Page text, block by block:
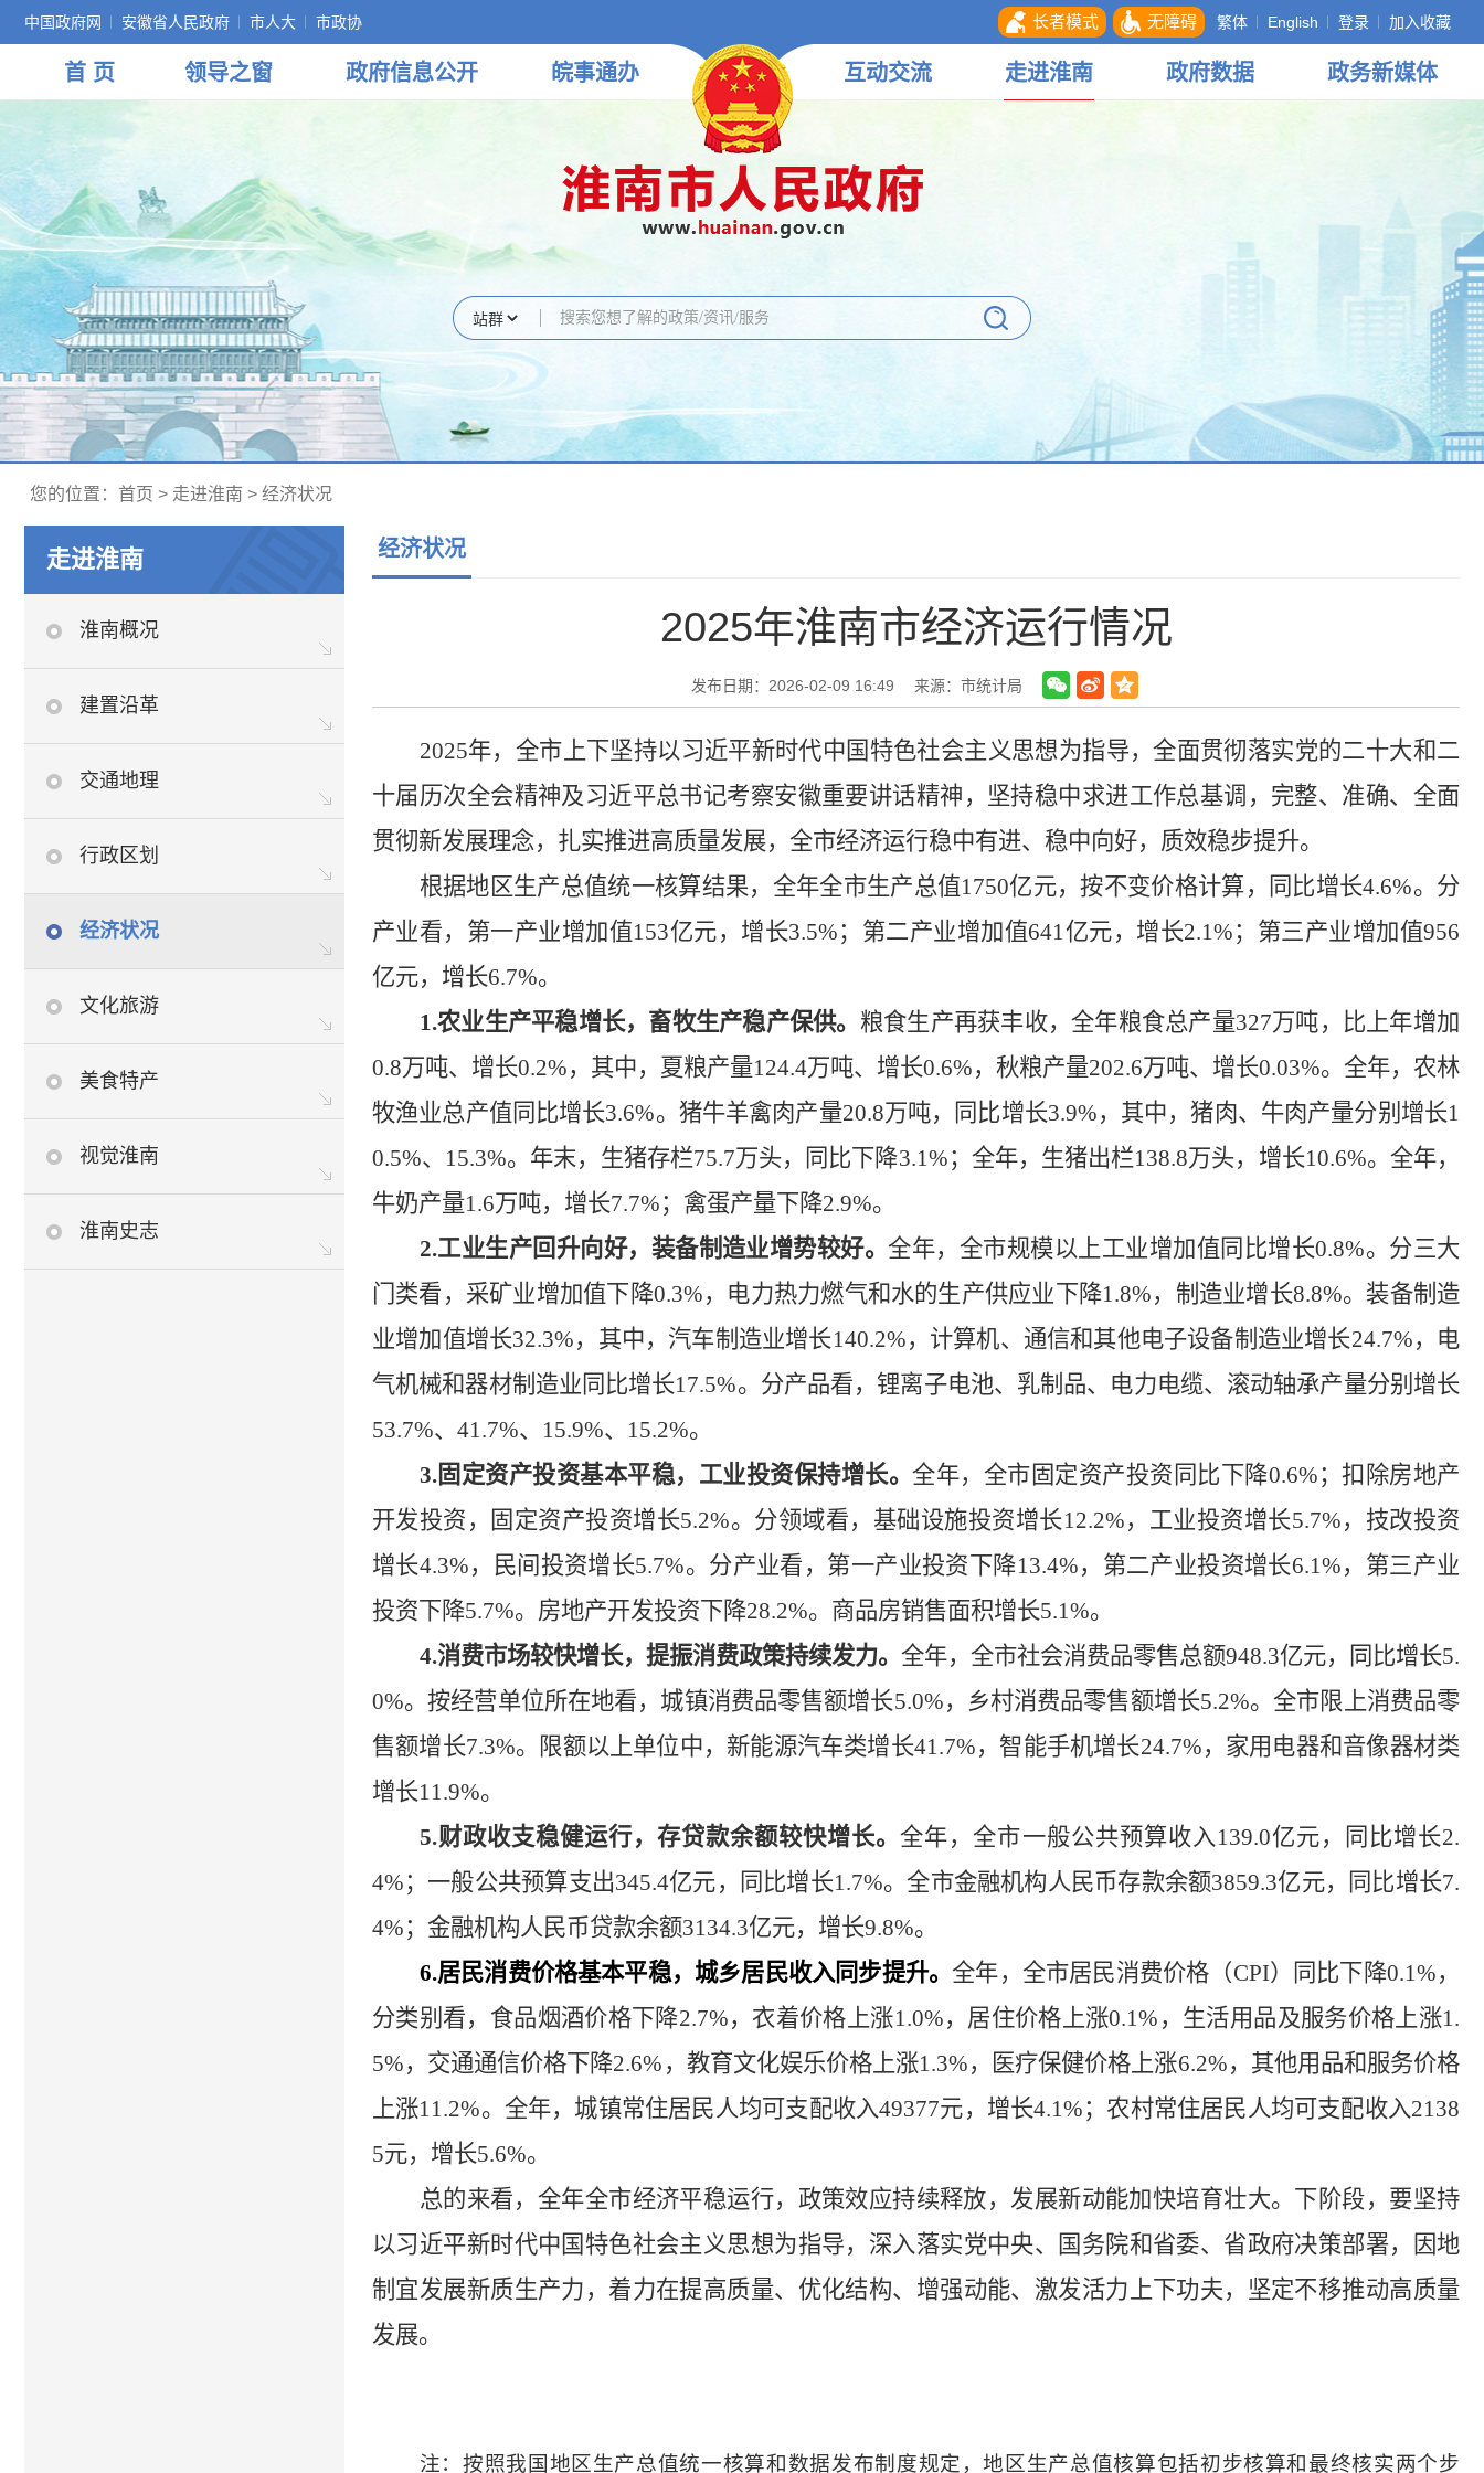
中国政府网 安徽省人民政府 市人大 市政协 长者模式 无障碍 繁体 English 登录 加入收藏
首 页 领导之窗 政府信息公开 皖事通办 互动交流 走进淮南 政府数据 政务新媒体
您的位置： 首页 > 走进淮南 > 经济状况
走进淮南
淮南概况
建置沿革
交通地理
行政区划
经济状况
文化旅游
美食特产
视觉淮南
淮南史志
经济状况
2025年淮南市经济运行情况
发布日期：2026-02-09 16:49 来源：市统计局
2025年，全市上下坚持以习近平新时代中国特色社会主义思想为指导，全面贯彻落实党的二十大和二
十届历次全会精神及习近平总书记考察安徽重要讲话精神，坚持稳中求进工作总基调，完整、准确、全面
贯彻新发展理念，扎实推进高质量发展，全市经济运行稳中有进、稳中向好，质效稳步提升。
根据地区生产总值统一核算结果，全年全市生产总值1750亿元，按不变价格计算，同比增长4.6%。分
产业看，第一产业增加值153亿元，增长3.5%；第二产业增加值641亿元，增长2.1%；第三产业增加值956
亿元，增长6.7%。
1.农业生产平稳增长，畜牧生产稳产保供。 粮食生产再获丰收，全年粮食总产量327万吨，比上年增加
0.8万吨、增长0.2%，其中，夏粮产量124.4万吨、增长0.6%，秋粮产量202.6万吨、增长0.03%。全年，农林
牧渔业总产值同比增长3.6%。猪牛羊禽肉产量20.8万吨，同比增长3.9%，其中，猪肉、牛肉产量分别增长1
0.5%、 15.3%。年末，生猪存栏75.7万头，同比下降3.1%；全年，生猪出栏138.8万头，增长10.6%。全年，
牛奶产量1.6万吨，增长7.7%；禽蛋产量下降2.9%。
2.工业生产回升向好，装备制造业增势较好。全年，全市规模以上工业增加值同比增长0.8%。分三大
门类看，采矿业增加值下降0.3%，电力热力燃气和水的生产供应业下降1.8%，制造业增长8.8%。装备制造
业增加值增长32.3%，其中，汽车制造业增长140.2%，计算机、通信和其他电子设备制造业增长24.7%， 电
气机械和器材制造业同比增长17.5%。分产品看，锂离子电池、乳制品、电力电缆、滚动轴承产量分别增长
53.7%、 41.7%、 15.9%、 15.2%。
3.固定资产投资基本平稳，工业投资保持增长。全年，全市固定资产投资同比下降0.6%；扣除房地产
开发投资，固定资产投资增长5.2%。分领域看，基础设施投资增长12.2%，工业投资增长5.7%，技改投资
增长4.3%，民间投资增长5.7%。 分产业看，第一产业投资下降13.4%，第二产业投资增长6.1%，第三产业
投资下降5.7%。 房地产开发投资下降28.2%。商品房销售面积增长5.1%。
4.消费市场较快增长，提振消费政策持续发力。 全年，全市社会消费品零售总额948.3亿元，同比增长5.
0%。按经营单位所在地看，城镇消费品零售额增长5.0%，乡村消费品零售额增长5.2%。全市限上消费品零
售额增长7.3%。限额以上单位中，新能源汽车类增长41.7%，智能手机增长24.7%，家用电器和音像器材类
增长11.9%。
5.财政收支稳健运行，存贷款余额较快增长。全年，全市一般公共预算收入139.0亿元，同比增长2.
4%；一般公共预算支出345.4亿元，同比增长1.7%。全市金融机构人民币存款余额3859.3亿元，同比增长7.
4%；金融机构人民币贷款余额3134.3亿元，增长9.8%。
6.居民消费价格基本平稳，城乡居民收入同步提升。全年，全市居民消费价格（CPI）同比下降0.1%，
分类别看，食品烟酒价格下降2.7%，衣着价格上涨1.0%，居住价格上涨0.1% ，生活用品及服务价格上涨1.
5%，交通通信价格下降2.6% ，教育文化娱乐价格上涨1.3%，医疗保健价格上涨6.2%，其他用品和服务价格
上涨11.2%。 全年，城镇常住居民人均可支配收入49377元，增长4.1%；农村常住居民人均可支配收入2138
5元，增长5.6%。
总的来看，全年全市经济平稳运行，政策效应持续释放，发展新动能加快培育壮大。下阶段，要坚持
以习近平新时代中国特色社会主义思想为指导，深入落实党中央、国务院和省委、省政府决策部署，因地
制宜发展新质生产力，着力在提高质量、优化结构、增强动能、激发活力上下功夫，坚定不移推动高质量
发展。
注：按照我国地区生产总值统一核算和数据发布制度规定，地区生产总值核算包括初步核算和最终核实两个步